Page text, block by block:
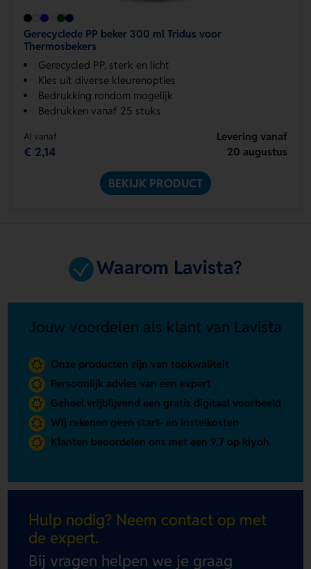
Gerecyclede PP beker 300 ml Tridus voor
Thermosbekers
Gerecycled PP, sterk en licht
Kies uit diverse kleurenopties
Bedrukking rondom mogelijk
Bedrukken vanaf 25 stuks
Al vanaf
€ 2,14
Levering vanaf
20 augustus
BEKIJK PRODUCT
Waarom Lavista?
Jouw voordelen als klant van Lavista
Onze producten zijn van topkwaliteit
Persoonlijk advies van een expert
Geheel vrijblijvend een gratis digitaal voorbeeld
Wij rekenen geen start- en instelkosten
Klanten beoordelen ons met een 9.7 op kiyoh
Hulp nodig? Neem contact op met
de expert.
Bij vragen helpen we je graag